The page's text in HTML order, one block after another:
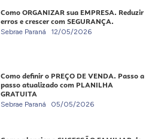
Como ORGANIZAR sua EMPRESA. Reduzir
erros e crescer com SEGURANÇA.
Sebrae Paraná 12/05/2026
Como definir o PREÇO DE VENDA. Passo a
passo atualizado com PLANILHA
GRATUITA
Sebrae Paraná 05/05/2026